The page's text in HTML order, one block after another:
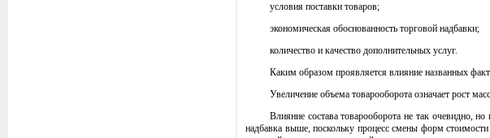
условия поставки товаров;
экономическая обоснованность торговой надбавки;
количество и качество дополнительных услуг.
Каким образом проявляется влияние названных
Увеличение объема товарооборота означает рост
Влияние состава товарооборота не так очевидно,
надбавка выше, поскольку процесс смены форм стоимости